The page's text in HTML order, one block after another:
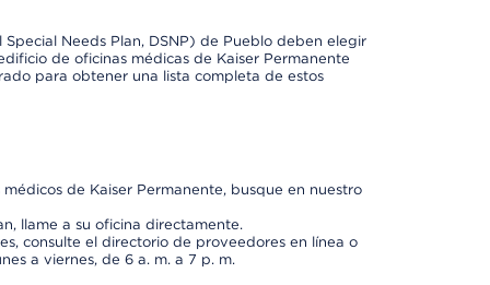
Needs Plan, DSNP) de Pueblo deben elegir
de oficinas médicas de Kaiser Permanente
para obtener una lista completa de estos
de Kaiser Permanente, busque en nuestro
llame a su oficina directamente.
consulte el directorio de proveedores en línea o
a viernes, de 6 a. m. a 7 p. m.